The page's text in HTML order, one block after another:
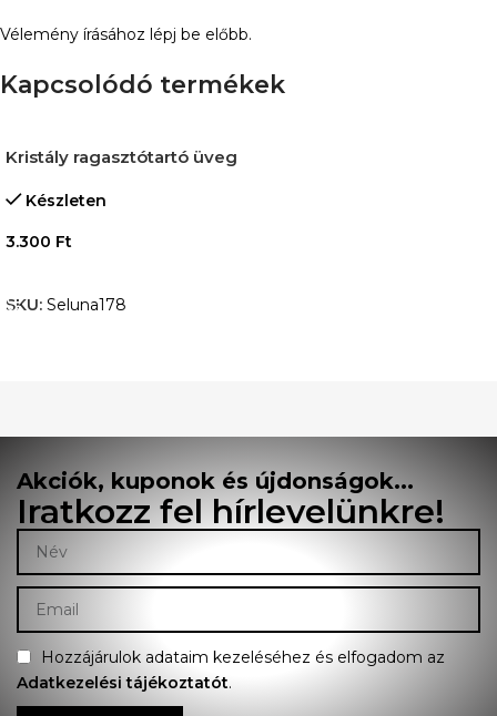
Vélemény írásához lépj be előbb.
Kapcsolódó termékek
Kristály ragasztótartó üveg
Készleten
3.300 Ft
SKU: Seluna178
Akciók, kuponok és újdonságok...
Iratkozz fel hírlevelünkre!
Hozzájárulok adataim kezeléséhez és elfogadom az
Adatkezelési tájékoztatót.